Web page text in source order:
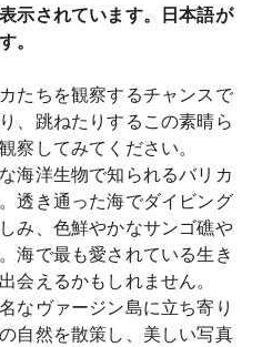
示されています。日本語が
。
たちを観察するチャンスで
、跳ねたりするこの素晴ら
察してみてください。
海洋生物で知られるバリカ
透き通った海でダイビング
み、色鮮やかなサンゴ礁や
海で最も愛されている生き
会えるかもしれません。
なヴァージン島に立ち寄り
自然を散策し、美しい写真